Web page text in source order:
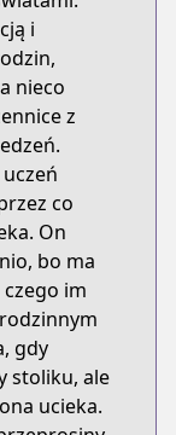
i
nieco
z
co
On
bo ma
czego im
gdy
stoliku, ale
ucieka.